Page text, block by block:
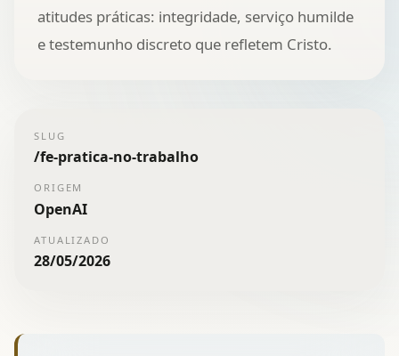
atitudes práticas: integridade, serviço humilde
e testemunho discreto que refletem Cristo.
SLUG
/fe-pratica-no-trabalho
ORIGEM
OpenAI
ATUALIZADO
28/05/2026